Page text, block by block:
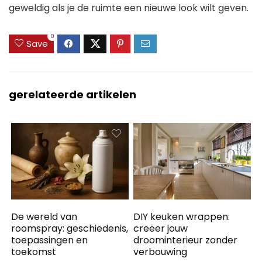
geweldig als je de ruimte een nieuwe look wilt geven.
Save
0
gerelateerde artikelen
De wereld van
roomspray: geschiedenis,
toepassingen en
toekomst
DIY keuken wrappen:
creëer jouw
droominterieur zonder
verbouwing